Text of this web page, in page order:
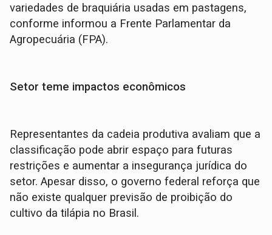
variedades de braquiária usadas em pastagens,
conforme informou a Frente Parlamentar da
Agropecuária (FPA).
Setor teme impactos econômicos
Representantes da cadeia produtiva avaliam que a
classificação pode abrir espaço para futuras
restrições e aumentar a insegurança jurídica do
setor. Apesar disso, o governo federal reforça que
não existe qualquer previsão de proibição do
cultivo da tilápia no Brasil.